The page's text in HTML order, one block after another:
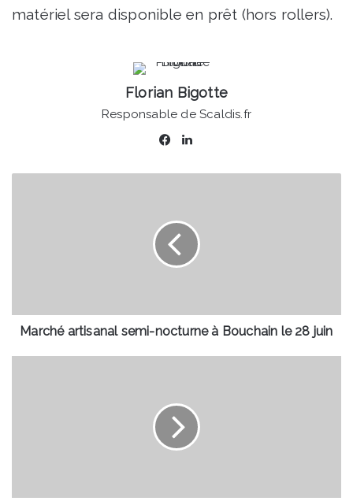
matériel sera disponible en prêt (hors rollers).
Florian Bigotte
Responsable de Scaldis.fr
Facebook
juin
Marché artisanal semi-nocturne à Bouchain le 28 juin
vous